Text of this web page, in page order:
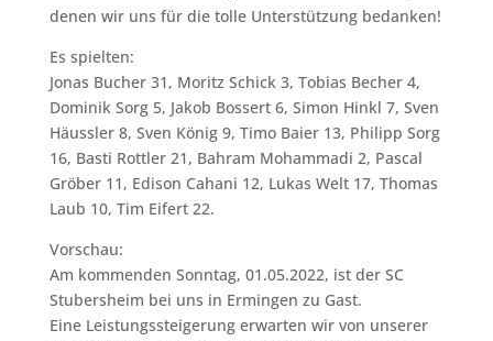
denen wir uns für die tolle Unterstützung bedanken!
Es spielten:
Jonas Bucher 31, Moritz Schick 3, Tobias Becher 4,
Dominik Sorg 5, Jakob Bossert 6, Simon Hinkl 7, Sven
Häussler 8, Sven König 9, Timo Baier 13, Philipp Sorg
16, Basti Rottler 21, Bahram Mohammadi 2, Pascal
Gröber 11, Edison Cahani 12, Lukas Welt 17, Thomas
Laub 10, Tim Eifert 22.
Vorschau:
Am kommenden Sonntag, 01.05.2022, ist der SC
Stubersheim bei uns in Ermingen zu Gast.
Eine Leistungssteigerung erwarten wir von unserer